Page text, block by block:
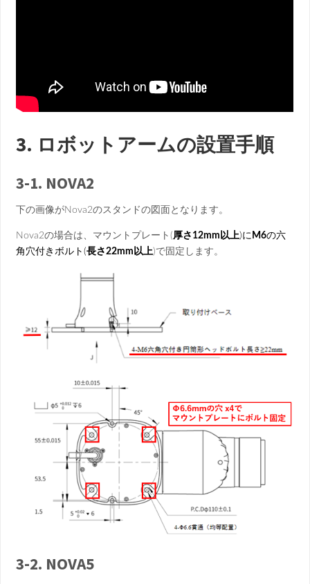
3. ロボットアームの設置手順
3-1. NOVA2
下の画像がNova2のスタンドの図面となります。
Nova2の場合は、マウントプレート(厚さ12mm以上)に M6の六
角穴付きボルト(長さ22mm以上)で固定します。
3-2. NOVA5